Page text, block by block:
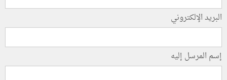
البريد الإلكتروني
إسم المرسل إليه